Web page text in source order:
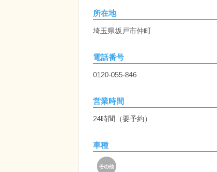
所在地
埼玉県坂戸市仲町
電話番号
0120-055-846
営業時間
24時間（要予約）
車種